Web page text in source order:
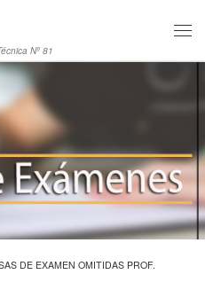
Nº 81
DE EXAMEN OMITIDAS PROF.